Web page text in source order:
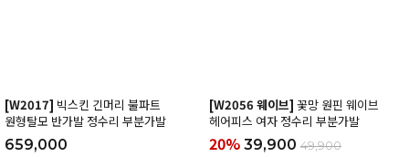
[W2017] 빅스킨 긴머리 불파트
원형탈모 반가발 정수리 부분가발
659,000
[W2056 웨이브] 꽃망 원핀 웨이브
헤어피스 여자 정수리 부분가발
20% 39,900 49,900